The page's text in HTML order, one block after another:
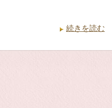
続きを読む